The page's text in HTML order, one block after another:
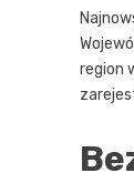
region